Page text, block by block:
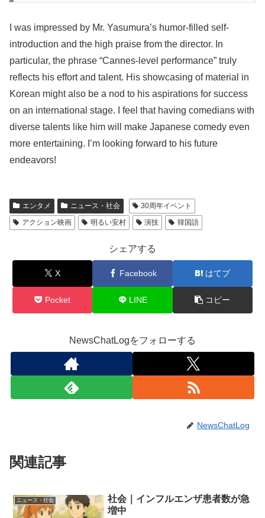
I was impressed by Mr. Yasumura’s humor-filled self-
introduction and the high praise from the director. In
particular, the phrase “Cannes-level performance” truly
reflects his effort and talent. His showcasing of material in
Korean might also be a nod to his aspirations for success
on an international stage. I feel that having comedians with
diverse talents like him will make Japanese comedy even
more entertaining. I’m looking forward to his future
endeavors!
エンタメ ニュース・社会
30周年イベント
アクション映画
明るい安村 演技 韓国語
シェアする
X Facebook はてブ
Pocket LINE コピー
NewsChatLogをフォローする
NewsChatLog
関連記事
ニュース・社会
社会｜インフルエンザ患者数が急
増中